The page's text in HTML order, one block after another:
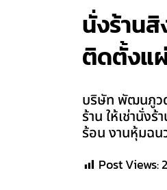
นั่งร้าน
ติดตั้งแ
บริษัท พัฒนภูว
ร้าน ให้เช่านั่
ร้อน งานหุ้มฉ
Post Views: